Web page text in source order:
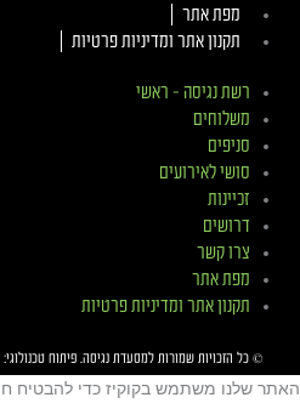
מפת אתר
תקנון אתר ומדיניות פרטיות
רשת נגיסה – ראשי
משלוחים
סניפים
סושי לאירועים
זכיינות
דרושים
צרו קשר
מפת אתר
תקנון אתר ומדיניות פרטיות
© כל הזכויות שמורות למסעדת נגיסה . פיתוח טכנולוגי:
האתר שלנו משתמש בקוקיז כדי להבטיח